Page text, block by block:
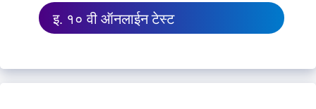
इ. १० वी ऑनलाईन टेस्ट